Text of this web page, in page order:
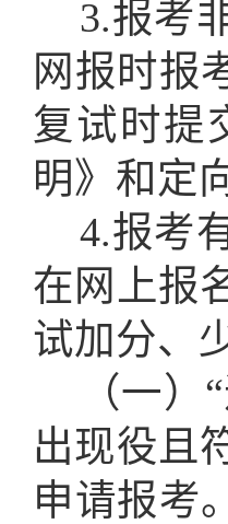
3.报考
网报时报
复试时提
明 》和定
4.报考
在网上报
试加分、
（一）
出现役且
申请报考